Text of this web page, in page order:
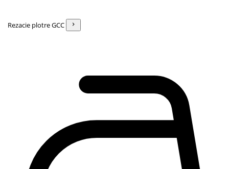
Rezacie plotre GCC